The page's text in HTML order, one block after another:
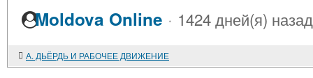
Moldova Online · 1424 дней(я) назад
А. ДЬЁРДЬ И РАБОЧЕЕ ДВИЖЕНИЕ